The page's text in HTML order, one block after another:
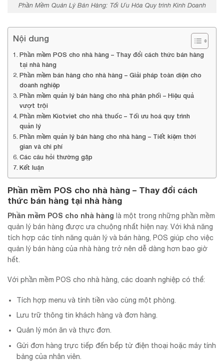
Phần Mềm Quản Lý Bán Hàng: Tối Ưu Hóa Quy trình Kinh Doanh
Nội dung
Phần mềm POS cho nhà hàng – Thay đổi cách thức bán hàng
tại nhà hàng
Phần mềm bán hàng cho nhà hàng – Giải pháp toàn diện cho
doanh nghiệp
Phần mềm quản lý bán hàng cho nhà phân phối – Hiệu quả
vượt trội
Phần mềm Kiotviet cho nhà thuốc – Tối ưu hoá quy trình
quản lý
Phần mềm quản lý bán hàng cho nhà hàng – Tiết kiệm thời
gian và chi phí
Các câu hỏi thường gặp
Kết luận
Phần mềm POS cho nhà hàng – Thay đổi cách
thức bán hàng tại nhà hàng
Phần mềm POS cho nhà hàng là một trong những phần mềm
quản lý bán hàng được ưa chuộng nhất hiện nay. Với khả năng
tích hợp các tính năng quản lý và bán hàng, POS giúp cho việc
quản lý bán hàng của nhà hàng trở nên dễ dàng hơn bao giờ
hết.
Với phần mềm POS cho nhà hàng, các doanh nghiệp có thể:
Tích hợp menu và tính tiền vào cùng một phòng.
Lưu trữ thông tin khách hàng và đơn hàng.
Quản lý món ăn và thực đơn.
Gửi đơn hàng trực tiếp đến bếp từ điện thoại hoặc máy tính
bảng của nhân viên.